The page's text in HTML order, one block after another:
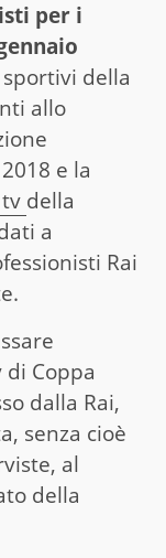
per i
della
allo
e la
della
a
Rai
di Coppa
dalla Rai,
senza cioè
al
della